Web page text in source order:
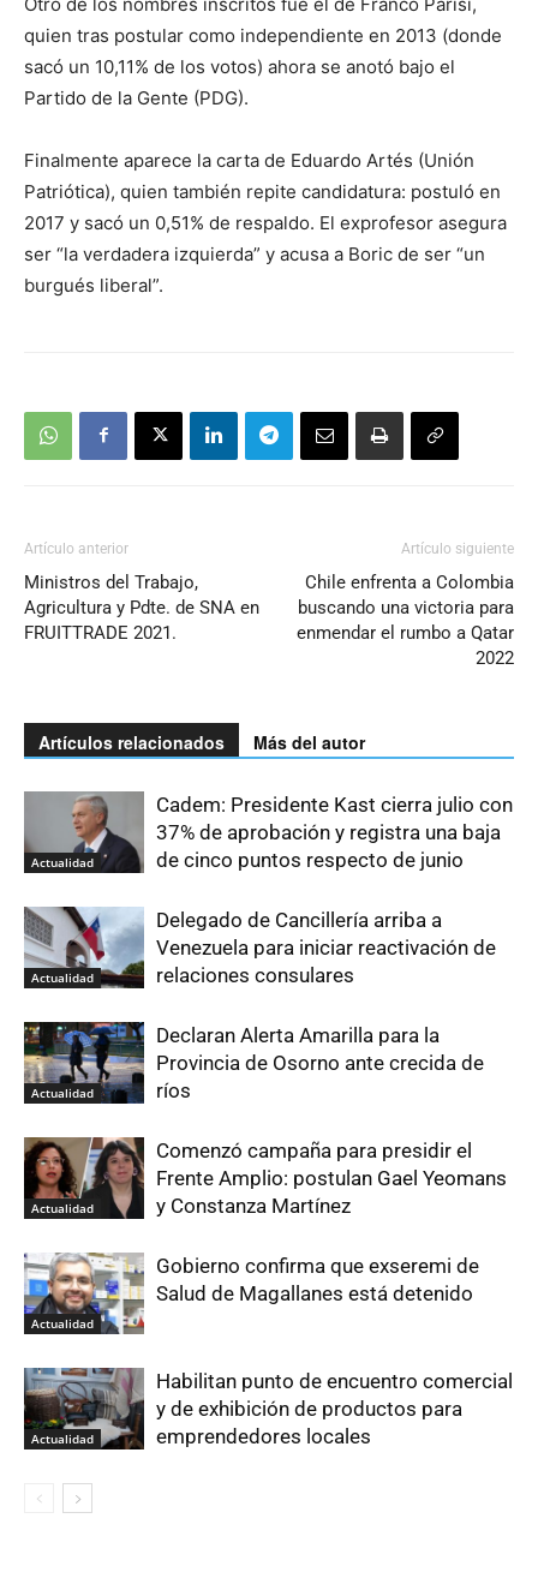
quien tras postular como independiente en 2013 (donde
sacó un 10,11% de los votos) ahora se anotó bajo el
Partido de la Gente (PDG).
Finalmente aparece la carta de Eduardo Artés (Unión
Patriótica), quien también repite candidatura: postuló en
2017 y sacó un 0,51% de respaldo. El exprofesor asegura
ser “la verdadera izquierda” y acusa a Boric de ser “un
burgués liberal”.
Artículo anterior
Ministros del Trabajo,
Agricultura y Pdte. de SNA en
FRUITTRADE 2021.
Artículo siguiente
Chile enfrenta a Colombia
buscando una victoria para
enmendar el rumbo a Qatar
2022
Artículos relacionados Más del autor
Actualidad
Cadem: Presidente Kast cierra julio con
37% de aprobación y registra una baja
de cinco puntos respecto de junio
Actualidad
Delegado de Cancillería arriba a
Venezuela para iniciar reactivación de
relaciones consulares
Actualidad
Declaran Alerta Amarilla para la
Provincia de Osorno ante crecida de
ríos
Actualidad
Comenzó campaña para presidir el
Frente Amplio: postulan Gael Yeomans
y Constanza Martínez
Actualidad
Gobierno confirma que exseremi de
Salud de Magallanes está detenido
Actualidad
Habilitan punto de encuentro comercial
y de exhibición de productos para
emprendedores locales